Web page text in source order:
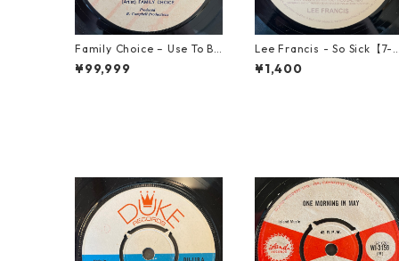
Family Choice – Use To Be
My Girl【7-22004】
¥99,999
Lee Francis - So Sick【7-2
1925】
¥1,400